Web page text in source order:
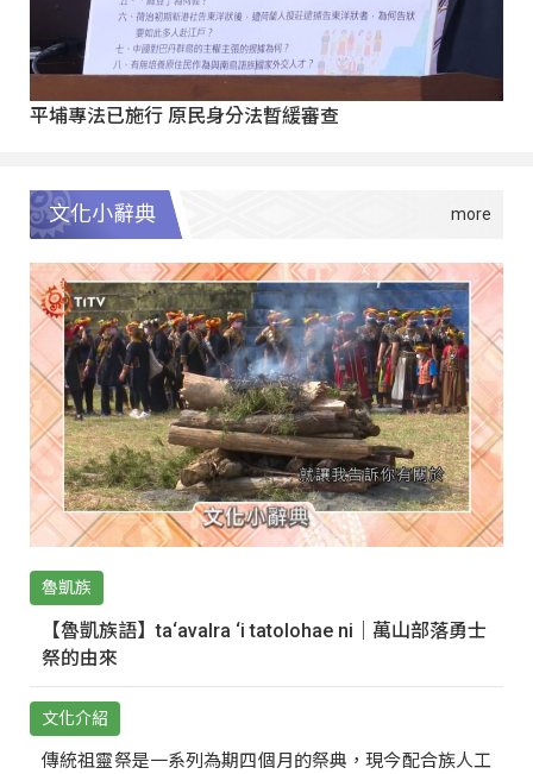
平埔專法已施行 原民身分法暫緩審查
文化小辭典
魯凱族
【魯凱族語】ta‘avalra ‘i tatolohae ni｜萬山部落勇士
祭的由來
文化介紹
傳統祖靈祭是一系列為期四個月的祭典，現今配合族人工